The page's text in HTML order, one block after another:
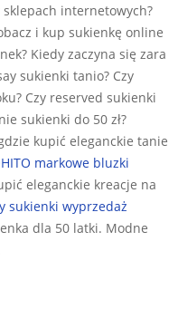
internetowych?
i kup sukienkę online
Kiedy zaczyna się zara
sukienki tanio? Czy
Czy reserved sukienki
sukienki do 50 zł?
kupić eleganckie tanie
markowe bluzki
eleganckie kreacje na
sukienki wyprzedaż
dla 50 latki. Modne